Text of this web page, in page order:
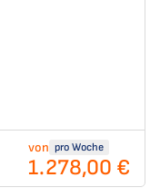
von pro Woche
1.278,00 €